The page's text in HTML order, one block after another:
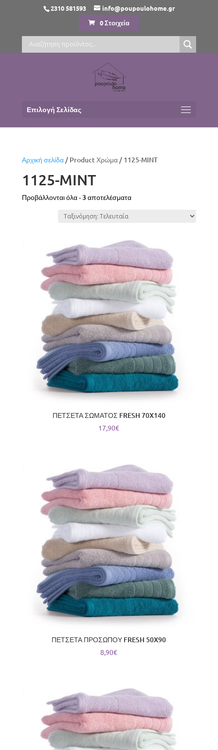
2310 581593
info@poupoulohome.gr
0 Στοιχεία
Επιλογή Σελίδας
Αρχική σελίδα/ Product Χρώμα / 1125-MINT
1125-MINT
Προβάλλονται όλα - 3 αποτελέσματαSorted
ΠΕΤΣΕΤΑ ΣΩΜΑΤΟΣ FRESH 70X140
17,90€
ΠΕΤΣΕΤΑ ΠΡΟΣΩΠΟΥ FRESH 50X90
8,90€